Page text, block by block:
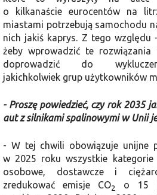
o kilkanaście eurocentów na
miastami potrzebują samochodu
nich jakiś kaprys. Z tego
żeby wprowadzić te
doprowadzić do
jakichkolwiek grup użytkowników
- Proszę powiedzieć, czy rok 2035
aut z silnikami spalinowymi w Unii
- W tej chwili obowiązuje unijne
w 2025 roku wszystkie
osobowe, dostawcze i
zredukować emisje CO2
o 15